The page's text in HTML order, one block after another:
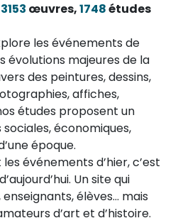
3153 œuvres,1748études
les événements de
évolutions majeures de la
des peintures, dessins,
affiches,
études proposent un
économiques,
époque.
événements d’hier, c’est
Un site qui
élèves… mais
d’art et d’histoire.